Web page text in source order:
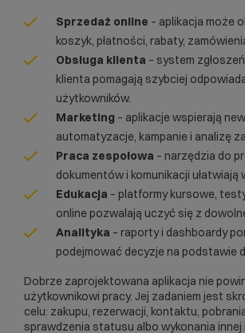
Sprzedaż online – aplikacja może
koszyk, płatności, rabaty,
Obsługa klienta – system
klienta pomagają szybciej
użytkowników.
Marketing – aplikacje wspierają
automatyzacje, kampanie i analizę
Praca zespołowa – narzędzia do
dokumentów i komunikacji ułatwiają
Edukacja – platformy kursowe,
online pozwalają uczyć się z
Analityka – raporty i dashboardy
podejmować decyzje na podstawie
Dobrze zaprojektowana aplikacja nie
użytkownikowi pracy. Jej zadaniem jest
celu: zakupu, rezerwacji, kontaktu,
sprawdzenia statusu albo wykonania innej